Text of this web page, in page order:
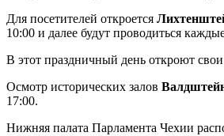
Для посетителей откроется
10:00 и далее будут проводиться
В этот праздничный день откроют
Осмотр исторических залов
17:00.
Нижняя палата Парламента Чехии